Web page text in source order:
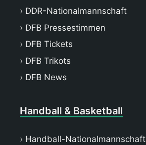
DDR-Nationalmannschaft
DFB Pressestimmen
DFB Tickets
DFB Trikots
DFB News
Handball & Basketball
Handball-Nationalmannschaft